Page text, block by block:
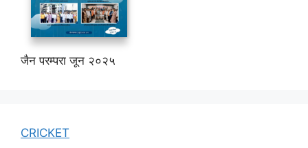
जैन परम्परा जून २०२५
CRICKET